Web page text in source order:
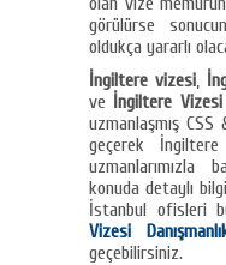
görülürse
oldukça yararlı
İngiltere vizesi,
ve İngiltere
uzmanlaşmış
geçerek
uzmanlarımızla
konuda detaylı
İstanbul ofisleri
Vizesi
geçebilirsiniz.